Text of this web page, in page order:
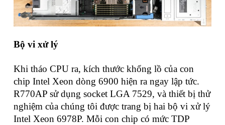
Bộ vi xử lý
Khi tháo CPU ra, kích thước khổng lồ của con
chip Intel Xeon dòng 6900 hiện ra ngay lập tức.
R770AP sử dụng socket LGA 7529, và thiết bị thử
nghiệm của chúng tôi được trang bị hai bộ vi xử lý
Intel Xeon 6978P. Mỗi con chip có mức TDP